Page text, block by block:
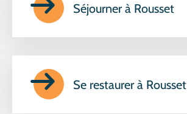
Séjourner à Rousset
Se restaurer à Rousset